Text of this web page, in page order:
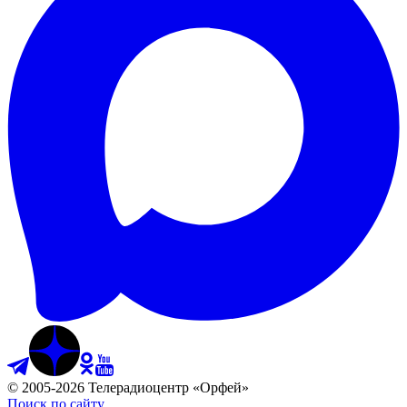
© 2005-2026 Телерадиоцентр «Орфей»